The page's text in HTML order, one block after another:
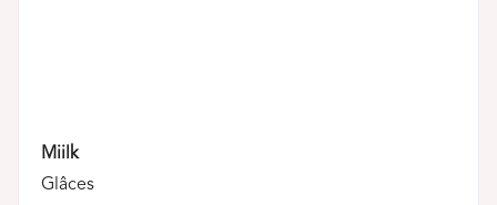
Miilk
Glâces